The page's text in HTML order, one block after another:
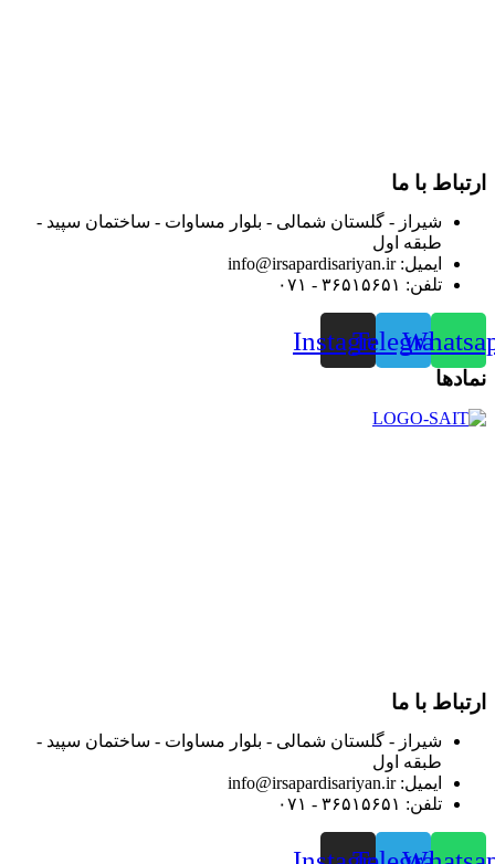
ارتباط با ما
شیراز - گلستان شمالی - بلوار مساوات - ساختمان سپید -
طبقه اول
ایمیل: info@irsapardisariyan.ir
تلفن: ۳۶۵۱۵۶۵۱ - ۰۷۱
Telegram
Instagram
نمادها
ارتباط با ما
شیراز - گلستان شمالی - بلوار مساوات - ساختمان سپید -
طبقه اول
ایمیل: info@irsapardisariyan.ir
تلفن: ۳۶۵۱۵۶۵۱ - ۰۷۱